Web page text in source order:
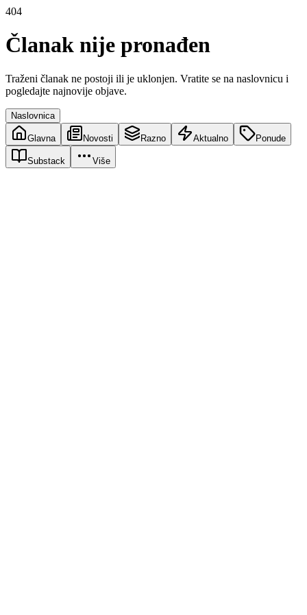
404
Članak nije pronađen
Traženi članak ne postoji ili je uklonjen. Vratite se na naslovnicu i
pogledajte najnovije objave.
Naslovnica
Glavna Novosti Razno Aktualno Ponude
Substack Više